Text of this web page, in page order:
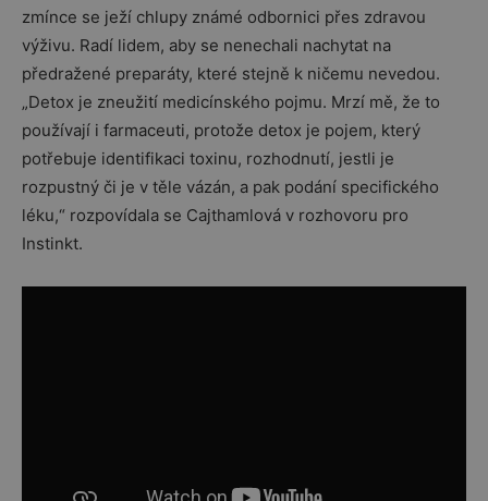
zmínce se ježí chlupy známé odbornici přes zdravou
výživu. Radí lidem, aby se nenechali nachytat na
předražené preparáty, které stejně k ničemu nevedou.
„Detox je zneužití medicínského pojmu. Mrzí mě, že to
používají i farmaceuti, protože detox je pojem, který
potřebuje identifikaci toxinu, rozhodnutí, jestli je
rozpustný či je v těle vázán, a pak podání specifického
léku,“ rozpovídala se Cajthamlová v rozhovoru pro
Instinkt.